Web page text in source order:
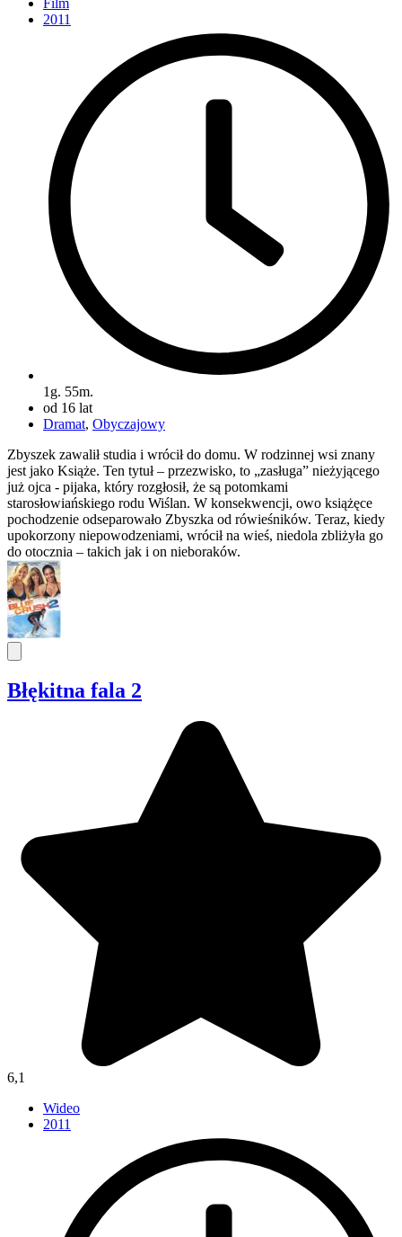
Film
2011
1g. 55m.
od 16 lat
Dramat, Obyczajowy
Zbyszek zawalił studia i wrócił do domu. W rodzinnej wsi znany
jest jako Książe. Ten tytuł – przezwisko, to „zasługa” nieżyjącego
już ojca - pijaka, który rozgłosił, że są potomkami
starosłowiańskiego rodu Wiślan. W konsekwencji, owo książęce
pochodzenie odseparowało Zbyszka od rówieśników. Teraz, kiedy
upokorzony niepowodzeniami, wrócił na wieś, niedola zbliżyła go
do otocznia – takich jak i on nieboraków.
Błękitna fala 2
6,1
Wideo
2011